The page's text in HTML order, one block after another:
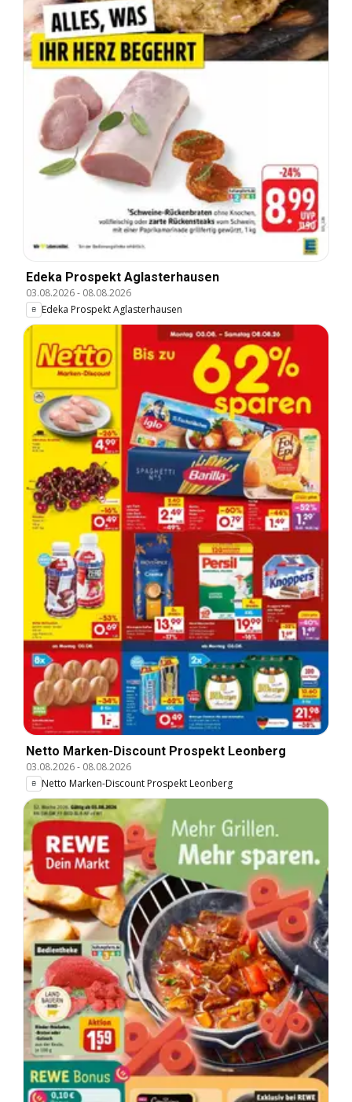
Edeka Prospekt Aglasterhausen
03.08.2026- 08.08.2026
Edeka Prospekt Aglasterhausen
Netto Marken-Discount Prospekt Leonberg
03.08.2026- 08.08.2026
Netto Marken-Discount Prospekt Leonberg